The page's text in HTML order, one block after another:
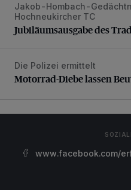
Jubiläumsausgabe des
Jakob-Hombach-
Hochneukircher TC
Jubiläumsausgabe des
Motorrad-Diebe lassen
Die Polizei ermittelt
Motorrad-Diebe lassen
www.facebook.com/